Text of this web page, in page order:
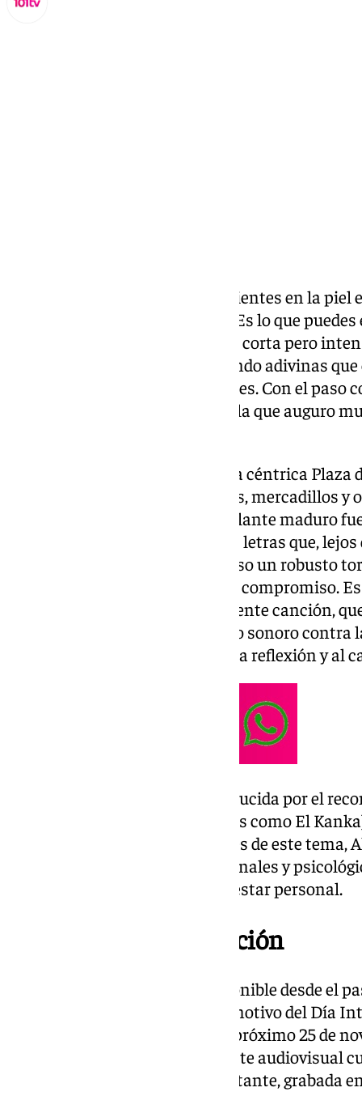
Nada más te acercas a ella, ya sientes en la
cuando estás ante un prodigio. Es lo que
cantautora malagueña con una corta pero
ponerse frente a su obra es cuando adivinas
moda pasajera, aquí hay mimbres. Con el paso
forjando una carrera musical a la que auguro
Vivió y creció durante años en la céntrica Plaza
palomas, procesiones, festivales, mercadillos
malacitano, esta joven de semblante maduro
musicalidad y su trascendentes letras que,
ahora te ofrece, llevan en su verso un robusto
y denuncia de cultura colectiva: compromiso.
, una potente canción,
se presenta como un manifiesto sonoro contra
relaciones tóxicas, invitando a la reflexión y al
, una composición producida por el
(colaborador habitual de artistas como El
su impactante mensaje. A través de este
liberarse de las cadenas emocionales y
que limitan la libertad y el bienestar personal.
El videoclip de la canción
La pieza musical ya están disponible desde el
las plataformas digitales. Con motivo del Día
la Violencia contra la Mujer, el próximo 25 de
videoclip oficial de «Déjame». Este audiovisual
simbólica y visualmente impactante, grabada